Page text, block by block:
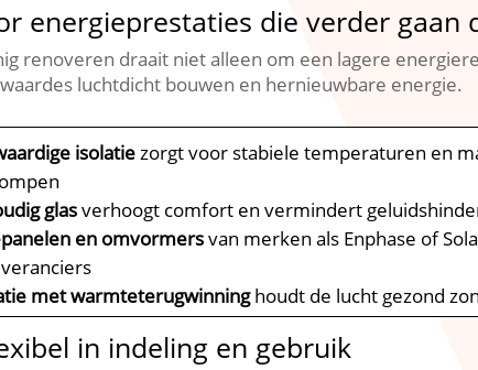
energieprestaties die verder gaan
renoveren draait niet alleen om een lagere
luchtdicht bouwen en hernieuwbare energie.​
isolatiezorgt voor stabiele temperaturen en
glasverhoogt comfort en vermindert
en omvormersvan merken als Enphase of
met warmteterugwinninghoudt de lucht gezond
in indeling en gebruik